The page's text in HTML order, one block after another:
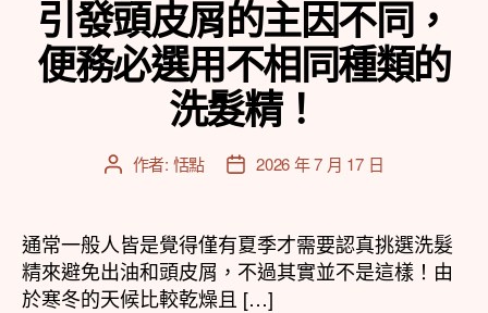
引發頭皮屑的主因不同，
便務必選用不相同種類的
洗髮精！
文
者
作者: 恬點
文
佈
日
期
2026 年 7 月 17 日
通常一般人皆是覺得僅有夏季才需要認真挑選洗髮
精來避免出油和頭皮屑，不過其實並不是這樣！由
於寒冬的天候比較乾燥且 […]